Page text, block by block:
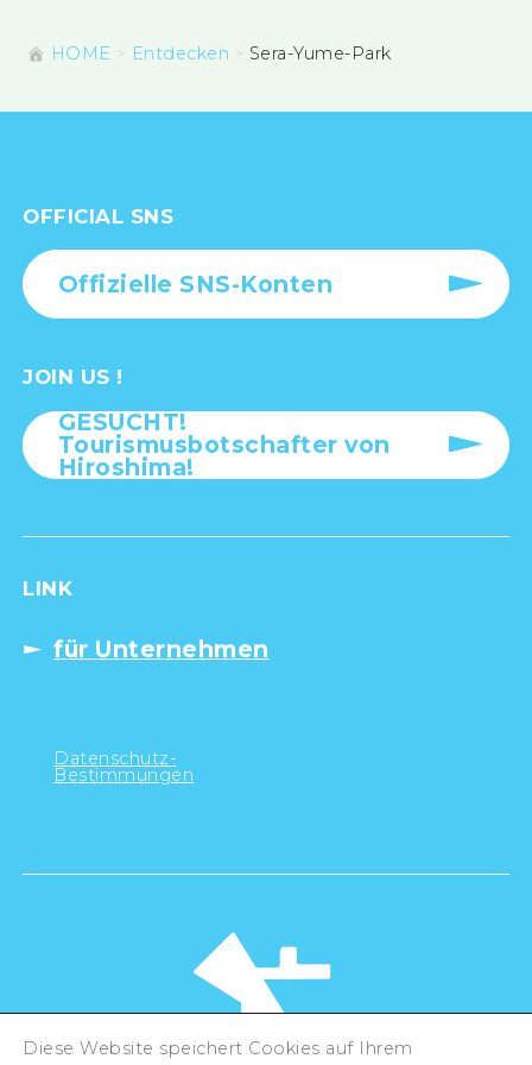
HOME Entdecken Sera-Yume-Park
OFFICIAL SNS
Offizielle SNS-Konten
JOIN US !
GESUCHT!
Tourismusbotschafter von
Hiroshima!
LINK
für Unternehmen
Datenschutz-
Bestimmungen
Diese Website speichert Cookies auf Ihrem